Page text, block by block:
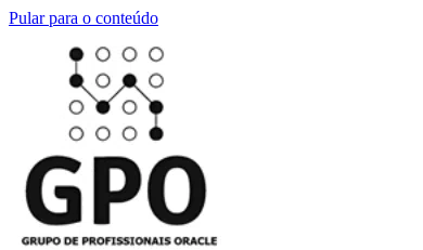
Pular para o conteúdo